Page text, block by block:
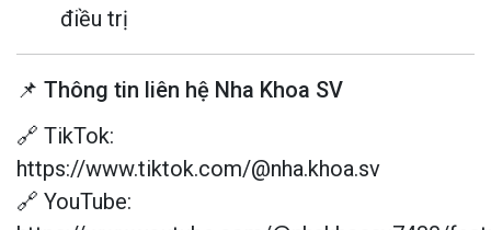
điều trị
📌 Thông tin liên hệ Nha Khoa SV
🔗 TikTok:
https://www.tiktok.com/@nha.khoa.sv
🔗 YouTube: